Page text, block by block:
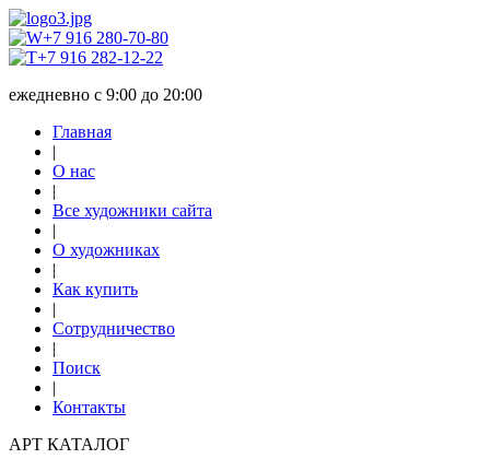
+7 916 280-70-80
+7 916 282-12-22
ежедневно с 9:00 до 20:00
Главная
|
О нас
|
Все художники сайта
|
О художниках
|
Как купить
|
Сотрудничество
|
Поиск
|
Контакты
АРТ КАТАЛОГ